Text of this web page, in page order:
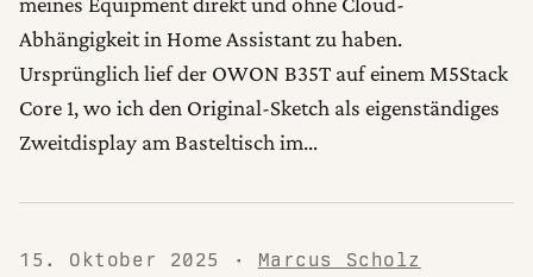
Abhängigkeit in Home Assistant zu haben.
Ursprünglich lief der OWON B35T auf einem M5Stack
Core 1, wo ich den Original-Sketch als eigenständiges
Zweitdisplay am Basteltisch im…
15. Oktober 2025 · Marcus Scholz